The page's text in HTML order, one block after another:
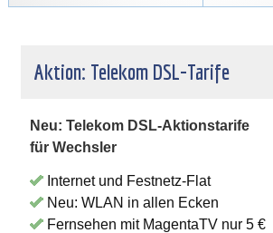
Aktion: Telekom DSL-Tarife
Neu: Telekom DSL-Aktionstarife
für Wechsler
Internet und Festnetz-Flat
Neu: WLAN in allen Ecken
Fernsehen mit MagentaTV nur 5 €